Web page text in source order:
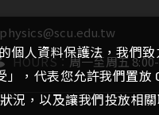
physics@scu.edu.tw
HOURS：周一至周五
個人資料保護法，我們
」，代表您允許我們置
況，以及讓我們投放相